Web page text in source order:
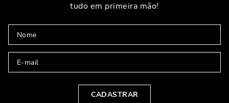
tudo em primeira mão!
CADASTRAR